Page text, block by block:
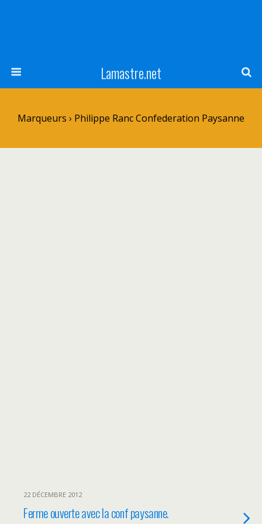
Lamastre.net
Marqueurs › Philippe Ranc Confederation Paysanne
22 DÉCEMBRE 2012
Ferme ouverte avec la conf paysanne.